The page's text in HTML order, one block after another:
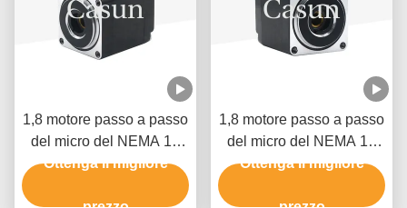
1,8 motore passo a passo
del micro del NEMA 11
dell'albero cavo di grado
Ottenga il migliore
1,8 motore passo a passo
del micro del NEMA 11
dell'albero cavo di grado
Ottenga il migliore